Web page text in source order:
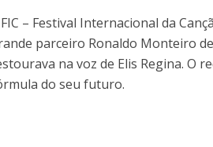
– Festival Internacional da
parceiro Ronaldo Monteiro
na voz de Elis Regina. O
do seu futuro.